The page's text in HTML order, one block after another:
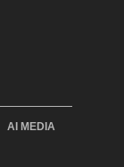
AI MEDIA